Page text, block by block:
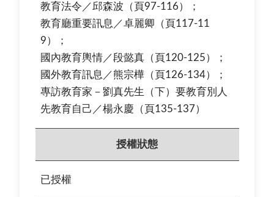
教育法令／邱森波（頁97-116）；
教育廳重要訊息／卓麗卿（頁117-11
9）；
國內教育輿情／段懿真（頁120-125）；
國外教育訊息／熊宗樺（頁126-134）；
專訪教育家－劉真先生（下）要教育別人
先教育自己／楊永慶（頁135-137）
授權狀態
已授權